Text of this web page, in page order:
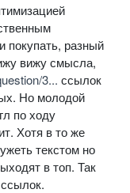
покупать, разный
вижу смысла,
3... ссылок
Но молодой
по ходу
Хотя в то же
текстом но
в топ. Так